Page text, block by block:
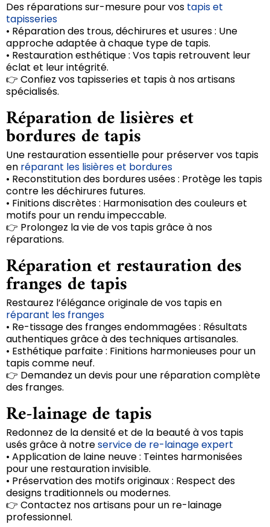
Des réparations sur-mesure pour vos tapis et
tapisseries
• Réparation des trous, déchirures et usures : Une
approche adaptée à chaque type de tapis.
• Restauration esthétique : Vos tapis retrouvent leur
éclat et leur intégrité.
👉 Confiez vos tapisseries et tapis à nos artisans
spécialisés.
Réparation de lisières et
bordures de tapis
Une restauration essentielle pour préserver vos tapis
en réparant les lisières et bordures
• Reconstitution des bordures usées : Protège les tapis
contre les déchirures futures.
• Finitions discrètes : Harmonisation des couleurs et
motifs pour un rendu impeccable.
👉 Prolongez la vie de vos tapis grâce à nos
réparations.
Réparation et restauration des
franges de tapis
Restaurez l’élégance originale de vos tapis en
réparant les franges
• Re-tissage des franges endommagées : Résultats
authentiques grâce à des techniques artisanales.
• Esthétique parfaite : Finitions harmonieuses pour un
tapis comme neuf.
👉 Demandez un devis pour une réparation complète
des franges.
Re-lainage de tapis
Redonnez de la densité et de la beauté à vos tapis
usés grâce à notreservice de re-lainage expert
• Application de laine neuve : Teintes harmonisées
pour une restauration invisible.
• Préservation des motifs originaux : Respect des
designs traditionnels ou modernes.
👉 Contactez nos artisans pour un re-lainage
professionnel.